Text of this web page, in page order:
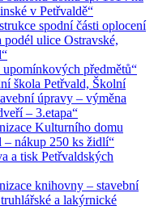
v Petřvaldě“
spodní části oplocení
podél ulice Ostravské,
upomínkových předmětů“
škola Petřvald, Školní
úpravy – výměna
– 3.etapa“
Kulturního domu
– nákup 250 ks židlí“
a tisk Petřvaldských
knihovny – stavební
a lakýrnické